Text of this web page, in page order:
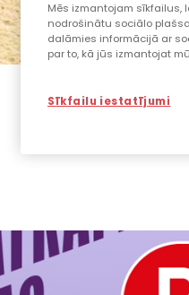
Mēs izmantojam sīkfailus,
nodrošinātu sociālo
dalāmies informācijā ar
par to, kā jūs izmantojat
Sīkfailu iestatījumi